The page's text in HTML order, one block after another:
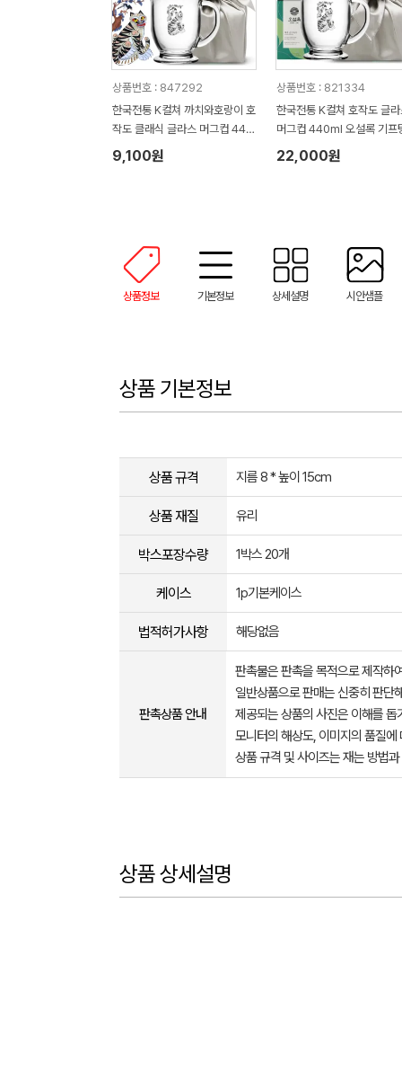
상품번호 : 847292
한국전통 K컬쳐 까치와호랑이 호
작도 클래식 글라스 머그컵 440
ml (보자기 포장)
9,100원
상품번호 : 821334
한국전통 K컬쳐 호작도 글라
머그컵 440ml 오설록 기프
(보자기 포장)
22,000원
상품정보 기본정보 상세설명 시안샘플
상품 기본정보
상품 규격 지름 8 * 높이 15cm
상품 재질 유리
박스포장수량 1박스 20개
케이스 1p기본케이스
법적허가사항 해당없음
판촉상품 안내
판촉물은 판촉을 목적으로 제작하
일반상품으로 판매는 신중히 판단
제공되는 상품의 사진은 이해를
모니터의 해상도, 이미지의 품질
상품 규격 및 사이즈는 재는 방법
상품 상세설명